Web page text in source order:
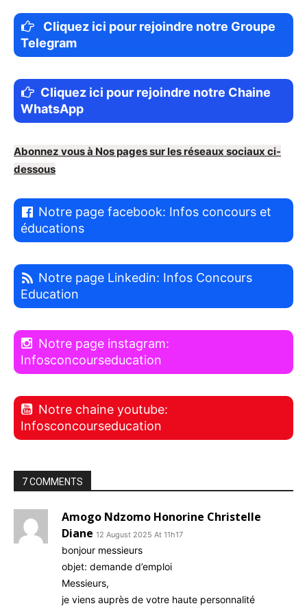
Cliquez ici pour rejoindre notre Groupe
Telegram
Cliquez ici pour rejoindre notre Chaine
WhatsApp
Abonnez vous à Nos pages sur les réseaux sociaux ci-
dessous
Notre page facebook: Infos concours et
éducations
Notre page Linkedin: Infos Concours
Education
Notre page instagram:
Infosconcourseducation
Notre chaine youtube:
Infosconcourseducation
7 COMMENTS
Amogo Ndzomo Honorine Christelle
Diane 12 August 2025 At 11h17
bonjour messieurs
objet: demande d’emploi
Messieurs,
je viens auprès de votre haute personnalité